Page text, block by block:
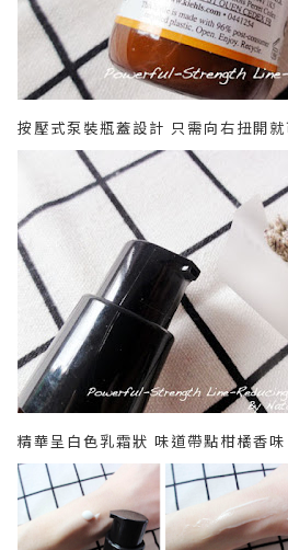
按壓式泵裝瓶蓋設計 只需向右扭開
精華呈白色乳霜狀 味道帶點柑橘香